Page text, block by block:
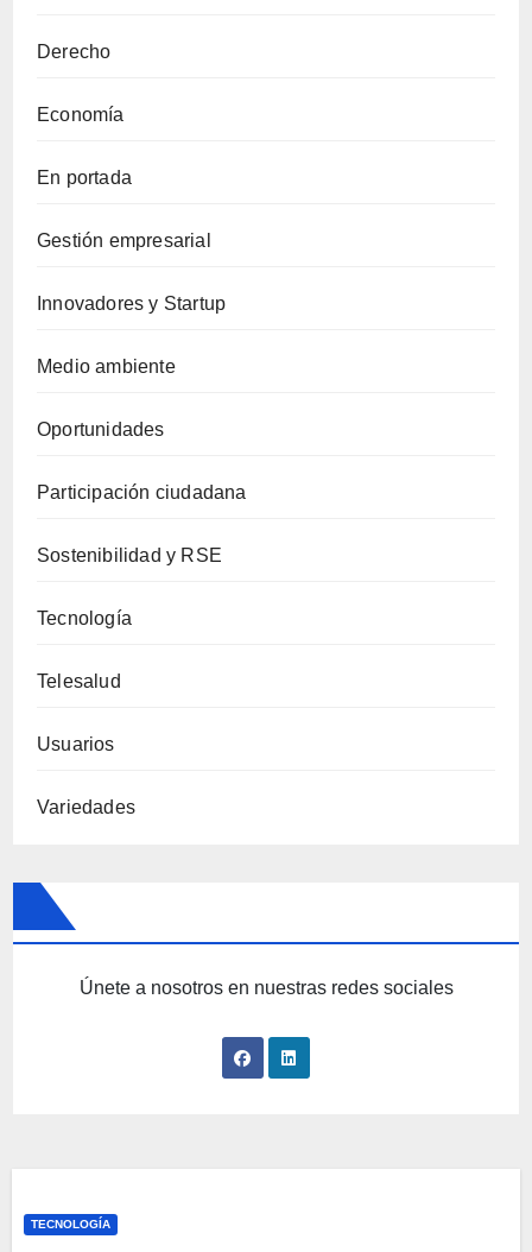
Derecho
Economía
En portada
Gestión empresarial
Innovadores y Startup
Medio ambiente
Oportunidades
Participación ciudadana
Sostenibilidad y RSE
Tecnología
Telesalud
Usuarios
Variedades
Únete a nosotros en nuestras redes sociales
TECNOLOGÍA